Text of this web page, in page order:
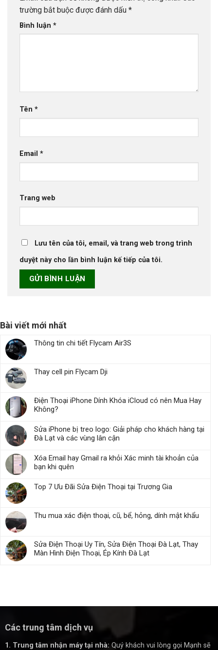
trường bắt buộc được đánh dấu *
Bình luận *
Tên *
Email *
Trang web
Lưu tên của tôi, email, và trang web trong trình
duyệt này cho lần bình luận kế tiếp của tôi.
Bài viết mới nhất
Thông tin chi tiết Flycam Air3S
Thay cell pin Flycam Dji
Điện Thoại iPhone Dính Khóa iCloud có nên Mua Hay
Không?
Sửa iPhone bị treo logo: Giải pháp cho khách hàng tại
Đà Lạt và các vùng lân cận
Xóa Email hay Gmail ra khỏi Xác minh tài khoản của
bạn khi quên
Top 7 Ưu Đãi Sửa Điện Thoại tại Trương Gia
Thu mua xác điện thoại, cũ, bể, hỏng, dính mật khẩu
Sửa Điện Thoại Uy Tín, Sửa Điện Thoại Đà Lạt, Thay
Màn Hình Điện Thoại, Ép Kính Đà Lạt
Các trung tâm dịch vụ
1. Trung tâm nhận máy tại nhà: Quý khách vui lòng gọi Mạnh sẽ